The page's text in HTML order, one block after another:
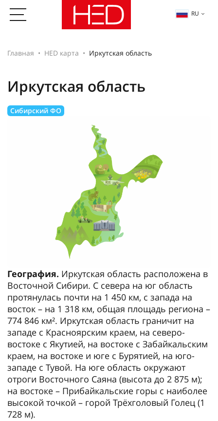
RU
Главная HED карта Иркутская область
Иркутская область
Сибирский ФО
География. Иркутская область расположена в
Восточной Сибири. С севера на юг область
протянулась почти на 1 450 км, с запада на
восток – на 1 318 км, общая площадь региона –
774 846 км². Иркутская область граничит на
западе с Красноярским краем, на северо-
востоке с Якутией, на востоке с Забайкальским
краем, на востоке и юге с Бурятией, на юго-
западе с Тувой. На юге область окружают
отроги Восточного Саяна (высота до 2 875 м);
на востоке – Прибайкальские горы с наиболее
высокой точкой – горой Трёхголовый Голец (1
728 м).